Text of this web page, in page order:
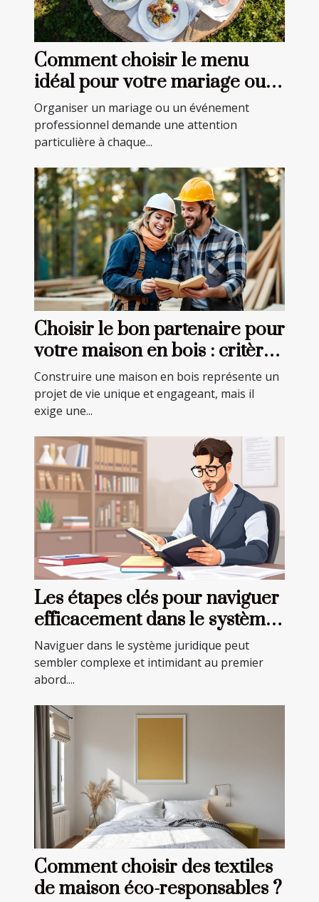
Comment choisir le menu
idéal pour votre mariage ou
événement professionnel ?
Organiser un mariage ou un événement
professionnel demande une attention
particulière à chaque...
Choisir le bon partenaire pour
votre maison en bois : critères
essentiels
Construire une maison en bois représente un
projet de vie unique et engageant, mais il
exige une...
Les étapes clés pour naviguer
efficacement dans le système
juridique
Naviguer dans le système juridique peut
sembler complexe et intimidant au premier
abord....
Comment choisir des textiles
de maison éco-responsables ?